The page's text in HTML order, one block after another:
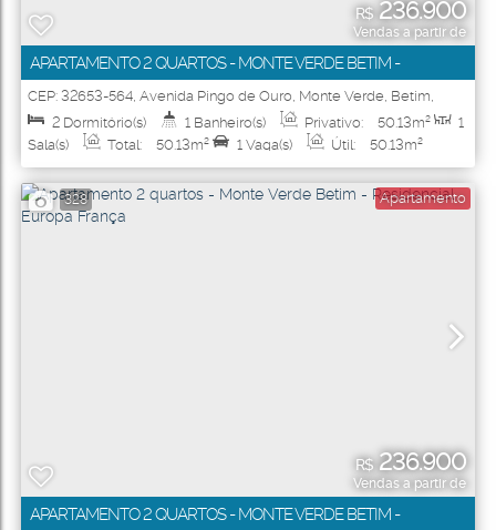
R$236.900
Vendas a partir de
APARTAMENTO 2 QUARTOS - MONTE VERDE BETIM -
RESIDENCIAL EUROPA ESPANHA
CEP: 32653-564, Avenida Pingo de Ouro, Monte Verde, Betim,
Minas Gerais
Brasil
2 Dormitório(s) 1 Banheiro(s) Privativo: 50.13m²
1
Sala(s)
Total: 50.13m² 1 Vaga(s) Útil: 50.13m²
328 Apartamento
R$236.900
Vendas a partir de
APARTAMENTO 2 QUARTOS - MONTE VERDE BETIM -